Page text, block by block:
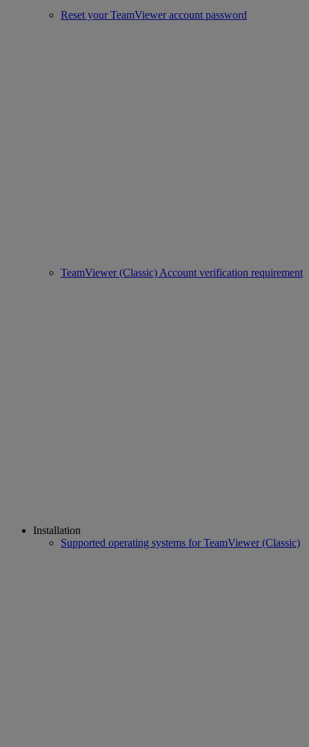
Reset your TeamViewer account password
TeamViewer (Classic) Account verification requirement
Installation
Supported operating systems for TeamViewer (Classic)